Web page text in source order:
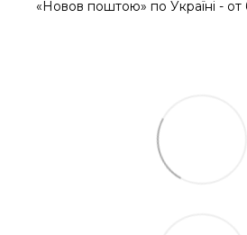
«Новов поштою» по Україні - от